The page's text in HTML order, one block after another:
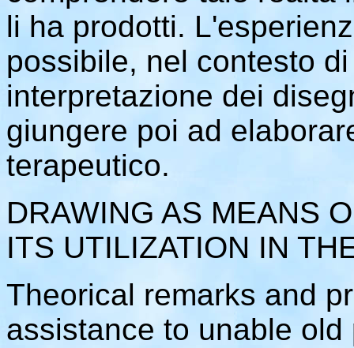
li ha prodotti.
possibile, nel contesto
interpretazione dei
giungere poi ad
terapeutico.
DRAWING AS MEANS
ITS UTILIZATION IN
Theorical remarks and
assistance to unable old